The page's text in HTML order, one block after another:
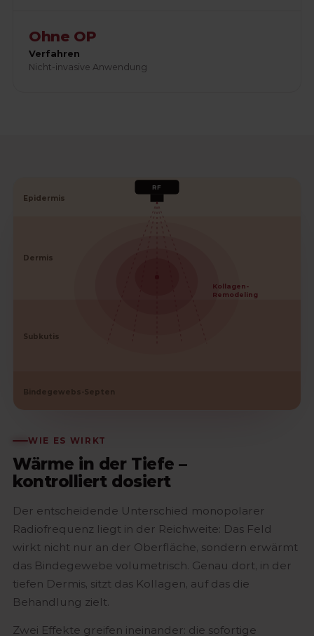
Ohne OP
Verfahren
Nicht-invasive Anwendung
Epidermis
Dermis
Subkutis
Bindegewebs-Septen
RF
Kollagen-
Remodeling
WIE ES WIRKT
Wärme in der Tiefe –
kontrolliert dosiert
Der entscheidende Unterschied monopolarer
Radiofrequenz liegt in der Reichweite: Das Feld
wirkt nicht nur an der Oberfläche, sondern erwärmt
das Bindegewebe volumetrisch. Genau dort, in der
tiefen Dermis, sitzt das Kollagen, auf das die
Behandlung zielt.
Zwei Effekte greifen ineinander: die sofortige